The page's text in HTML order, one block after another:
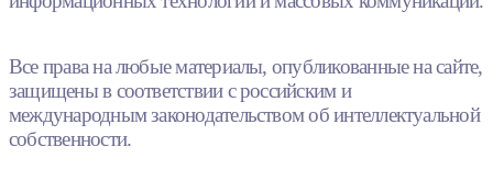
Все права на любые материалы, опубликованные на сайте,
защищены в соответствии с российским и
международным законодательством об интеллектуальной
собственности.